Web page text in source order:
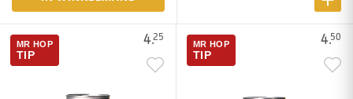
4.25
MR HOP
TIP
4.50
MR HOP
TIP